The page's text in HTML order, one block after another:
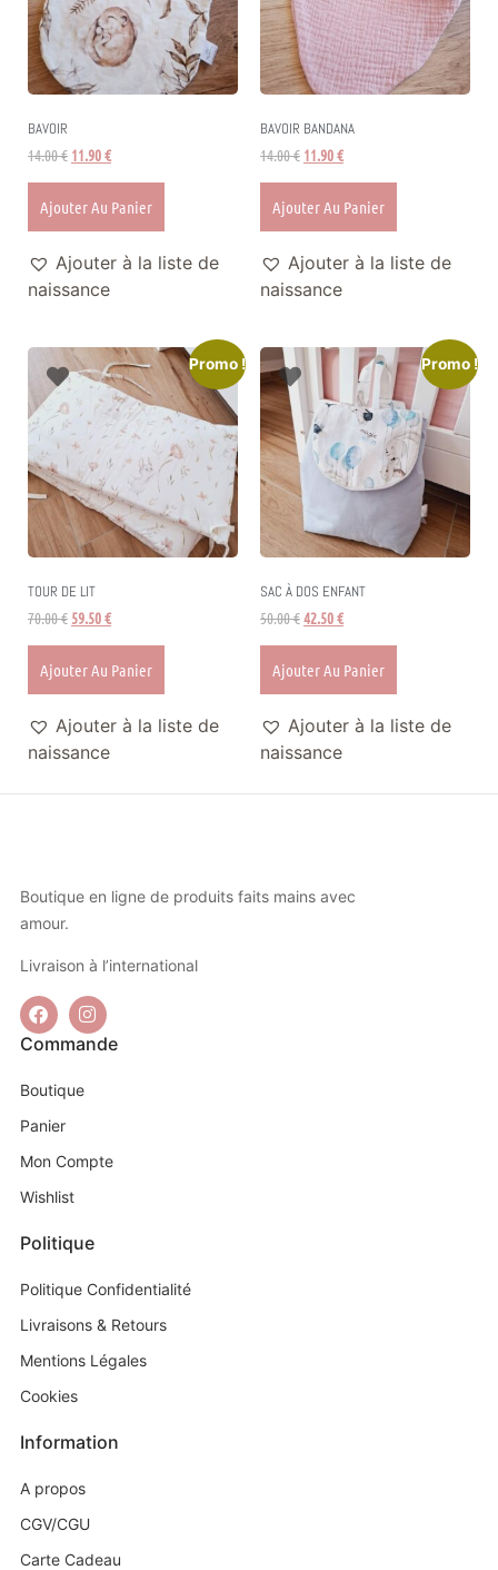
BAVOIR
14.00€ 11.90€
Ajouter Au Panier
Ajouter à la liste de
naissance
BAVOIR BANDANA
14.00€ 11.90€
Ajouter Au Panier
Ajouter à la liste de
naissance
Promo !
TOUR DE LIT
70.00€ 59.50€
Ajouter Au Panier
Ajouter à la liste de
naissance
Promo !
SAC À DOS ENFANT
50.00€42.50€
Ajouter Au Panier
Ajouter à la liste de
naissance
Boutique en ligne de produits faits mains avec
amour.
Livraison à l’international
Commande
Boutique
Panier
Mon Compte
Wishlist
Politique
Politique Confidentialité
Livraisons & Retours
Mentions Légales
Cookies
Information
A propos
CGV/CGU
Carte Cadeau